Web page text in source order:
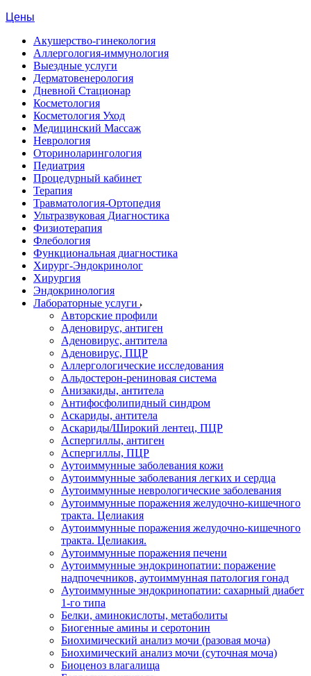
Цены
Акушерство-гинекология
Аллергология-иммунология
Выездные услуги
Дерматовенерология
Дневной Стационар
Косметология
Косметология Уход
Медицинский Массаж
Неврология
Оториноларингология
Педиатрия
Процедурный кабинет
Терапия
Травматология-Ортопедия
Ультразвуковая Диагностика
Физиотерапия
Флебология
Функциональная диагностика
Хирург-Эндокринолог
Хирургия
Эндокринология
Лабораторные услуги
Авторские профили
Аденовирус, антиген
Аденовирус, антитела
Аденовирус, ПЦР
Аллергологические исследования
Альдостерон-рениновая система
Анизакиды, антитела
Антифосфолипидный синдром
Аскариды, антитела
Аскариды/Широкий лентец, ПЦР
Аспергиллы, антиген
Аспергиллы, ПЦР
Аутоиммунные заболевания кожи
Аутоиммунные заболевания легких и сердца
Аутоиммунные неврологические заболевания
Аутоиммунные поражения желудочно-кишечного
тракта. Целиакия
Аутоиммунные поражения желудочно-кишечного
тракта. Целиакия.
Аутоиммунные поражения печени
Аутоиммунные эндокринопатии: поражение
надпочечников, аутоиммунная патология гонад
Аутоиммунные эндокринопатии: сахарный диабет
1-го типа
Белки, аминокислоты, метаболиты
Биогенные амины и серотонин
Биохимический анализ мочи (разовая моча)
Биохимический анализ мочи (суточная моча)
Биоценоз влагалища